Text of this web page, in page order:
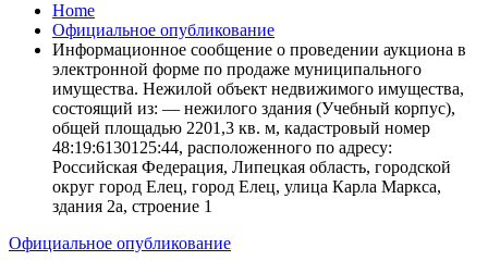
Home
Официальное опубликование
Информационное сообщение о проведении аукциона в
электронной форме по продаже муниципального
имущества. Нежилой объект недвижимого имущества,
состоящий из: — нежилого здания (Учебный корпус),
общей площадью 2201,3 кв. м, кадастровый номер
48:19:6130125:44, расположенного по адресу:
Российская Федерация, Липецкая область, городской
округ город Елец, город Елец, улица Карла Маркса,
здания 2а, строение 1
Официальное опубликование